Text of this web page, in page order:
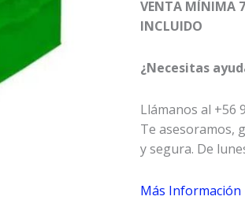
VENTA MÍNIMA
INCLUIDO
¿Necesitas
Llámanos al +56
Te asesoramos,
y segura. De
Más Información